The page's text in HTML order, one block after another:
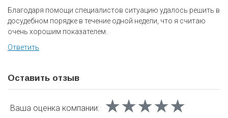
Благодаря помощи специалистов ситуацию удалось решить в
досудебном порядке в течение одной недели, что я считаю
очень хорошим показателем.
Ответить
Оставить отзыв
Ваша оценка компании: ★★★★★
★★★★★
★★★★★